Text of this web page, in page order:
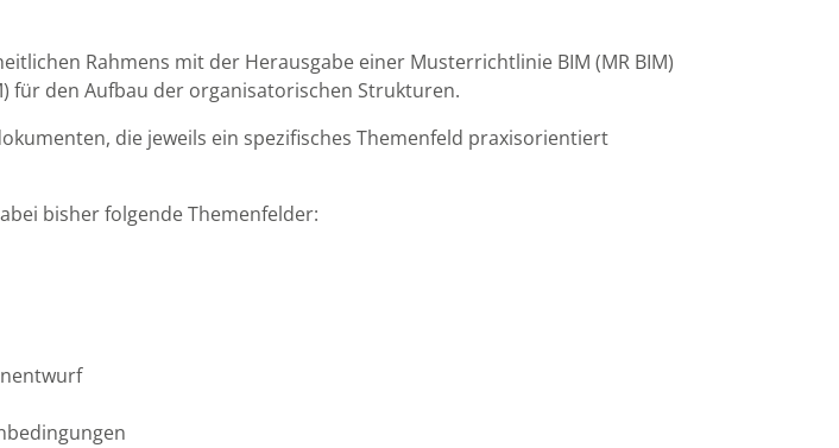
Rahmens mit der Herausgabe einer Musterrichtlinie BIM (MR BIM)
für den Aufbau der organisatorischen Strukturen.
die jeweils ein spezifisches Themenfeld praxisorientiert
bisher folgende Themenfelder: